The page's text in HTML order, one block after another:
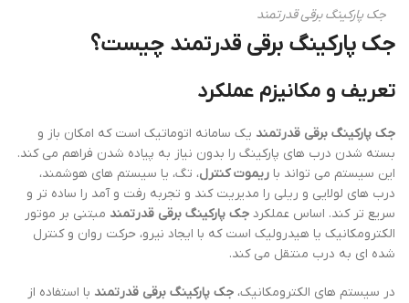
جک پارکینگ برقی قدرتمند
جک پارکینگ برقی قدرتمند چیست؟
تعریف و مکانیزم عملکرد
جک پارکینگ برقی قدرتمند یک سامانه اتوماتیک است که امکان باز و
بسته شدن درب های پارکینگ را بدون نیاز به پیاده شدن فراهم می کند.
این سیستم می تواند با ریموت کنترل، تگ، یا سیستم های هوشمند،
درب های لولایی و ریلی را مدیریت کند و تجربه رفت و آمد را ساده تر و
سریع تر کند. اساس عملکرد جک پارکینگ برقی قدرتمند مبتنی بر موتور
الکترومکانیک یا هیدرولیک است که با ایجاد نیرو، حرکت روان و کنترل
شده ای به درب منتقل می کند.
در سیستم های الکترومکانیک، جک پارکینگ برقی قدرتمند با استفاده از